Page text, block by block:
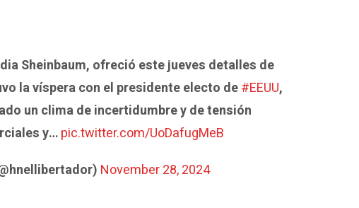
Sheinbaum, ofreció este jueves detalles de
la víspera con el presidente electo de#EEUU,
un clima de incertidumbre y de tensión
y…pic.twitter.com/UoDafugMeB
November 28, 2024